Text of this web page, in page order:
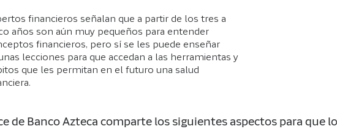
financieros señalan que a partir de los tres a
años son aún muy pequeños para entender
financieros, pero sí se les puede enseñar
lecciones para que accedan a las herramientas y
que les permitan en el futuro una salud
de Banco Azteca comparte los siguientes aspectos para